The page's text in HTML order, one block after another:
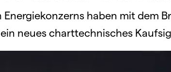
haben mit dem
neues charttechnisches